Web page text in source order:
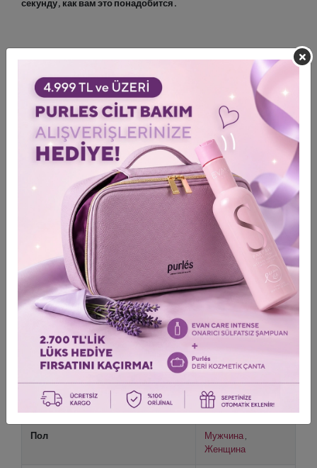
секунду, как вам это понадобится.
Тиснение увеличивает надежность фиксации фольги и
предотвращает ее соскальзывание.
Удобная упаковка-диспенсер позволяет регулировать
нужную длину фольги.
Тисненая текстура обеспечивает исключительный захват.
Благодаря своей легкой структуре не давит на волосы во
время процесса.
Когда температура процесса повышается до 28 ° C во
время осветления / окрашивания, фольга оказывает
давление, поэтому деформации, такие как набухание,
набухание и поливность, не возникают.
Поскольку он поддерживает постоянную температуру, он
сводит к минимуму рыжеватые полосы у корней волос в
процессе осветления волос.
Не влияет на цвет и переходы. Самая важная особенность
– это равномерное осветление благодаря
термостабилизации;
Подходит для Framar Fold Freak Dispenser (диспенсера
для фольги).
Длина 98 метров, ширина 12,5 см.
Инструменты и аксессуары Framar подходят для любых
техник окрашивания.
Пол Мужчина
Женщина